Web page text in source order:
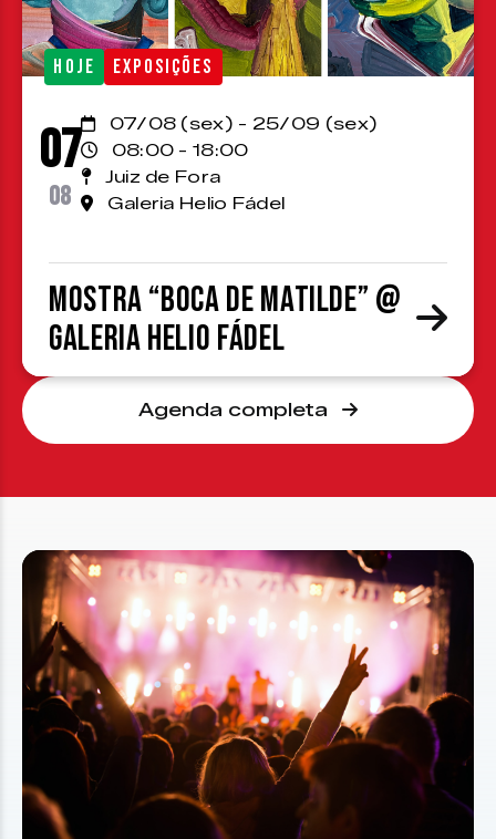
HOJE EXPOSIÇÕES
07
08
07/08 (sex) - 25/09 (sex)
08:00 - 18:00
Juiz de Fora
Galeria Helio Fádel
Mostra “Boca de Matilde” @
Galeria Helio Fádel
Agenda completa